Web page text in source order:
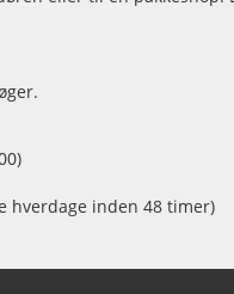
hverdage inden 48 timer)